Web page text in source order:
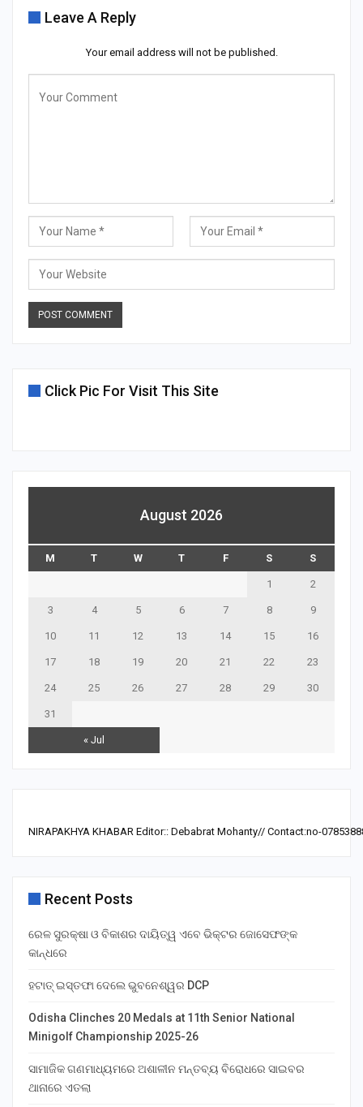
Leave A Reply
Your email address will not be published.
Click Pic For Visit This Site
August 2026
M T W T F S S
« Jul
1 2
3 4 5 6 7 8 9
10 11 12 13 14 15 16
17 18 19 20 21 22 23
24 25 26 27 28 29 30
31
NIRAPAKHYA KHABAR Editor:: Debabrat Mohanty// Contact:no-
Recent Posts
ରେଳ ସୁରକ୍ଷା ଓ ବିକାଶର ଦାୟିତ୍ୱ ଏବେ ଭିକ୍ଟର ଜୋସେଫଙ୍କ
କାନ୍ଧରେ
ହଟାତ୍ ଇସ୍ତଫା ଦେଲେ ଭୁବନେଶ୍ୱର DCP
Odisha Clinches 20 Medals at 11th Senior National
Minigolf Championship 2025-26
ସାମାଜିକ ଗଣମାଧ୍ୟମରେ ଅଶାଳୀନ ମନ୍ତବ୍ୟ ବିରୋଧରେ ସାଇବର
ଥାନାରେ ଏତଲା